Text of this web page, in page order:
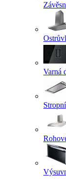
Varná
Stropní